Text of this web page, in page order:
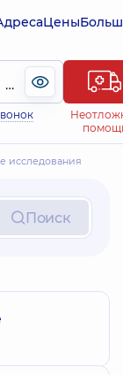
Цены
(044) 495-2-888
исследования
Поиск